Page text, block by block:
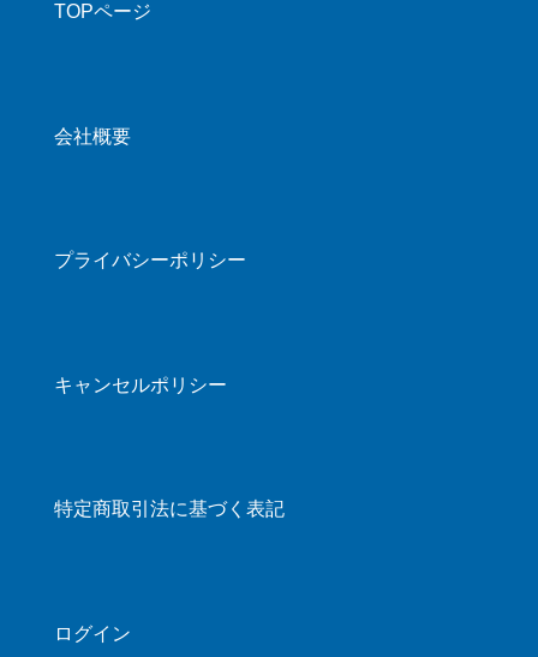
TOPページ
会社概要
プライバシーポリシー
キャンセルポリシー
特定商取引法に基づく表記
ログイン